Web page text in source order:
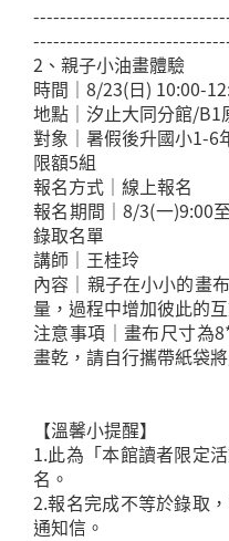
2、親子小油畫體驗
時間｜8/23(日) 10:00-
地點｜汐止大同分館/B1
對象｜暑假後升國小1-6
限額5組
報名方式｜線上報名
報名期間｜8/3(一)9:00
錄取名單
講師｜王桂玲
內容｜親子在小小的畫
量，過程中增加彼此的
注意事項｜畫布尺寸為
畫乾，請自行攜帶紙袋
【溫馨小提醒】
1.此為「本館讀者限定
名。
2.報名完成不等於錄取
通知信。